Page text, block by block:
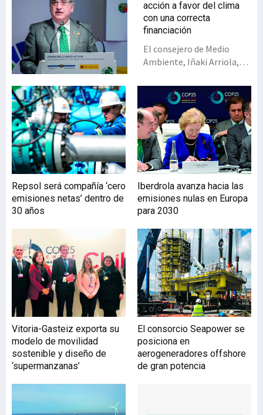
acción a favor del clima
con una correcta
financiación
El consejero de Medio
Ambiente, Iñaki Arriola,
Cumbre del Clima de
Madrid en la que resaltó “el
papel crucial” de las
regiones y las
instituciones locales en
esta transformación.
Además, recordó que la
climático es importante,
pero para que sea eficaz es
imprescindible una
correcta financiación. “Si
tenemos clara la urgencia
de actuar, las soluciones
técnicas surgirán a lo
largo del camino. La clave
reside en cómo movilizar
las voluntades y los
recursos suficientes para
poner en marcha las
acciones”, declaró. La
nueva presidenta de la
Comisión Europea, Ursula
Repsol será compañía ‘cero
emisiones netas’ dentro de
30 años
Iberdrola avanza hacia las
emisiones nulas en Europa
para 2030
Vitoria-Gasteiz exporta su
modelo de movilidad
sostenible y diseño de
‘supermanzanas’
El consorcio Seapower se
posiciona en
aerogeneradores offshore
de gran potencia